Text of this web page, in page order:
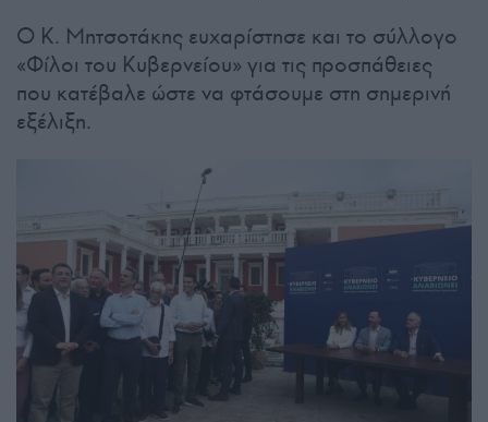
Ο Κ. Μητσοτάκης ευχαρίστησε και το σύλλογο
«Φίλοι του Κυβερνείου» για τις προσπάθειες
που κατέβαλε ώστε να φτάσουμε στη σημερινή
εξέλιξη.